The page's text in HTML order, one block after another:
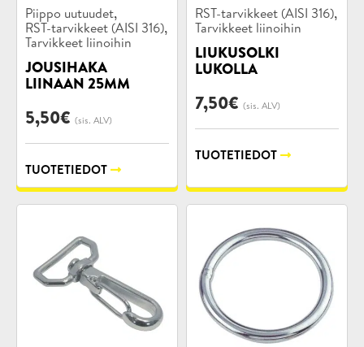
Tuotekategoriat:
Piippo uutuudet,
RST-tarvikkeet (AISI 316),
Tarvikkeet liinoihin
JOUSIHAKA
LIINAAN 25MM
5,50€ (sis. ALV)
TUOTETIEDOT
Tuotekategoriat:
RST-tarvikkeet (AISI 316),
Tarvikkeet liinoihin
LIUKUSOLKI
LUKOLLA
7,50€ (sis. ALV)
TUOTETIEDOT